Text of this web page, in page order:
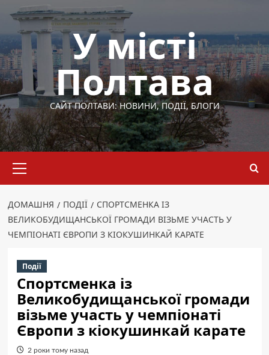
Перейти
вмісту
У місті
Полтава
САЙТ ПОЛТАВИ: НОВИНИ, ПОДІЇ, БЛОГИ
меню
ДОМАШНЯ ПОДІЇ
СПОРТСМЕНКА ІЗ
ВЕЛИКОБУДИЩАНСЬКОЇ ГРОМАДИ ВІЗЬМЕ УЧАСТЬ У
ЧЕМПІОНАТІ ЄВРОПИ З КІОКУШИНКАЙ КАРАТЕ
Події
Спортсменка із
Великобудищанської громади
візьме участь у чемпіонаті
Європи з кіокушинкай карате
2 роки тому назад